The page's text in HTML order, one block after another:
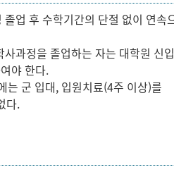
업 후 수학기간의 단절 없이 연속
사과정을 졸업하는 자는 대학원 신
야 한다.
는 군 입대, 입원치료(4주 이상)를
다.